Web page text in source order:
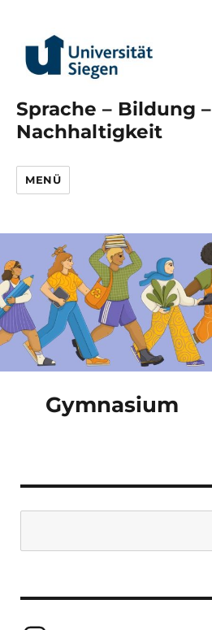
Sprache – Bildung –
Nachhaltigkeit
MENÜ
Gymnasium